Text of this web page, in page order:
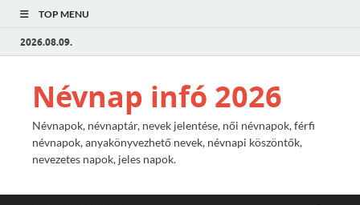
TOP MENU
2026.08.09.
Névnap infó 2026
Névnapok, névnaptár, nevek jelentése, női névnapok, férfi
névnapok, anyakönyvezhető nevek, névnapi köszöntők,
nevezetes napok, jeles napok.